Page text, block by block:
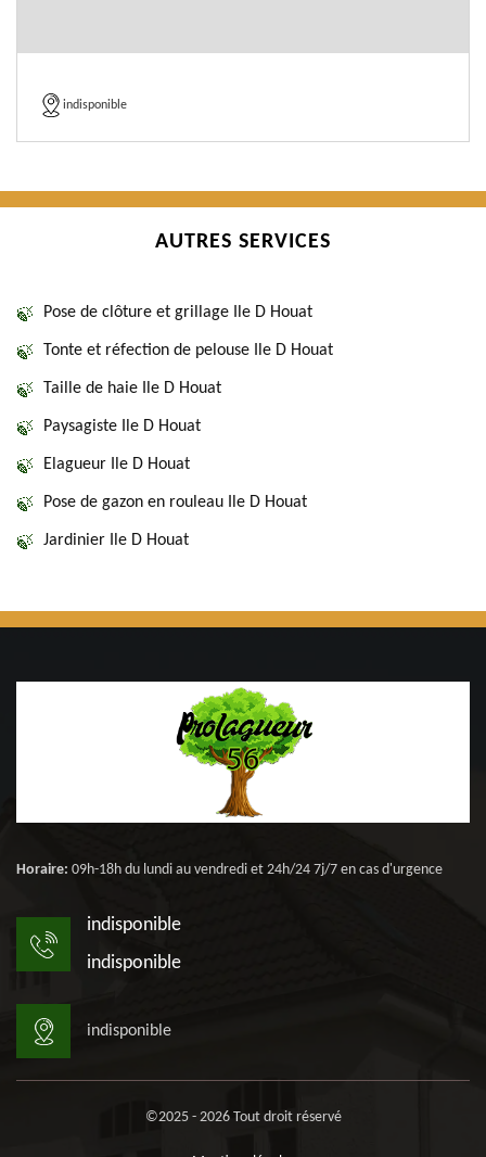
indisponible
AUTRES SERVICES
Pose de clôture et grillage Ile D Houat
Tonte et réfection de pelouse Ile D Houat
Taille de haie Ile D Houat
Paysagiste Ile D Houat
Elagueur Ile D Houat
Pose de gazon en rouleau Ile D Houat
Jardinier Ile D Houat
Horaire: 09h-18h du lundi au vendredi et 24h/24 7j/7 en cas d'urgence
indisponible
indisponible
indisponible
©2025 - 2026 Tout droit réservé